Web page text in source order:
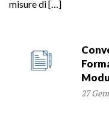
misure di […]
27